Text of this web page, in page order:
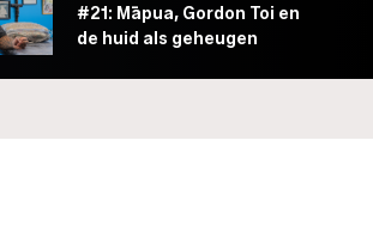
#21: Māpua, Gordon Toi en
de huid als geheugen